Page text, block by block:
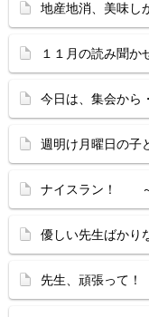
地産地消、美味
１１月の読み聞
今日は、集会から
週明け月曜日の子
ナイスラン！ ～
優しい先生ばか
先生、頑張って